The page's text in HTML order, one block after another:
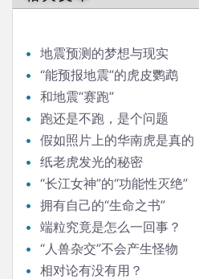
地震预测的梦想与现实
“能预报地震”的虎皮鹦鹉
和地震“赛跑”
跑还是不跑，是个问题
假如照片上的华南虎是真的
纸老虎发光的秘密
“长江女神”的“功能性灭绝”
拥有自己的“生命之书”
端粒究竟是怎么一回事？
“人兽杂交”不会产生怪物
相对论有没有用？